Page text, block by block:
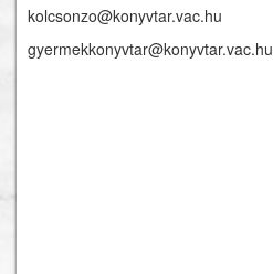
kolcsonzo@konyvtar.vac.hu
gyermekkonyvtar@konyvtar.vac.hu